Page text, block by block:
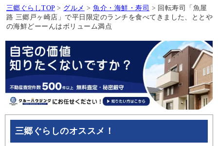
三郷ぐらしTOP > グルメ > 魚介・海鮮・寿司 > 回転寿司「魚屋
路 三郷戸ヶ崎店」で平日限定のランチを食べてきました、ととや
の海鮮どーーんはボリューム満点
三郷ぐらしのオススメ！